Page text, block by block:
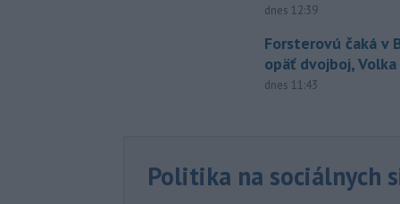
dnes 12:39
Forsterovú čaká v
opäť dvojboj,
dnes 11:43
Politika na sociálnych